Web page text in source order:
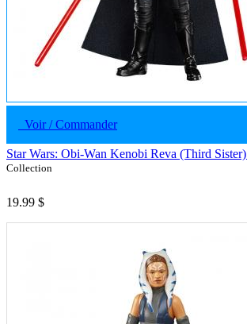
Voir / Commander
Star Wars: Obi-Wan Kenobi Reva (Third Sister)
Collection
19.99 $